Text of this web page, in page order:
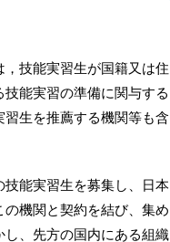
技能実習生が国籍又は住
能実習の準備に関与する
生を推薦する機関等も含
能実習生を募集し、日本
機関と契約を結び、集め
、先方の国内にある組織